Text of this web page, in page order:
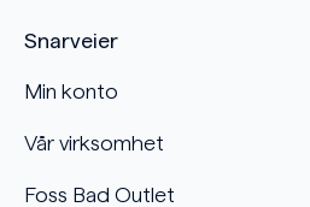
Snarveier
Min konto
Vår virksomhet
Foss Bad Outlet